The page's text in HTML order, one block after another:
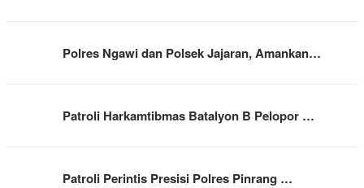
Polres Ngawi dan Polsek Jajaran, Amankan…
Patroli Harkamtibmas Batalyon B Pelopor …
Patroli Perintis Presisi Polres Pinrang …